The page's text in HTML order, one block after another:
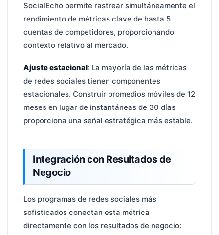
SocialEcho permite rastrear simultáneamente el
rendimiento de métricas clave de hasta 5
cuentas de competidores, proporcionando
contexto relativo al mercado.
Ajuste estacional: La mayoría de las métricas
de redes sociales tienen componentes
estacionales. Construir promedios móviles de 12
meses en lugar de instantáneas de 30 días
proporciona una señal estratégica más estable.
Integración con Resultados de
Negocio
Los programas de redes sociales más
sofisticados conectan esta métrica
directamente con los resultados de negocio: